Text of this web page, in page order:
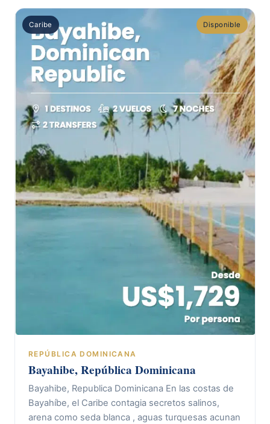
Caribe Disponible
REPÚBLICA DOMINICANA
Bayahibe, República Dominicana
Bayahibe, Republica Dominicana En las costas de
Bayahíbe, el Caribe contagia secretos salinos,
arena como seda blanca , aguas turquesas acunan